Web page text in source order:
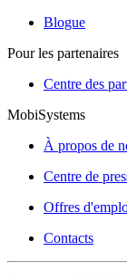
Blogue
Pour les partenaires
Centre des
MobiSystems
À propos de
Centre de
Offres
Contacts